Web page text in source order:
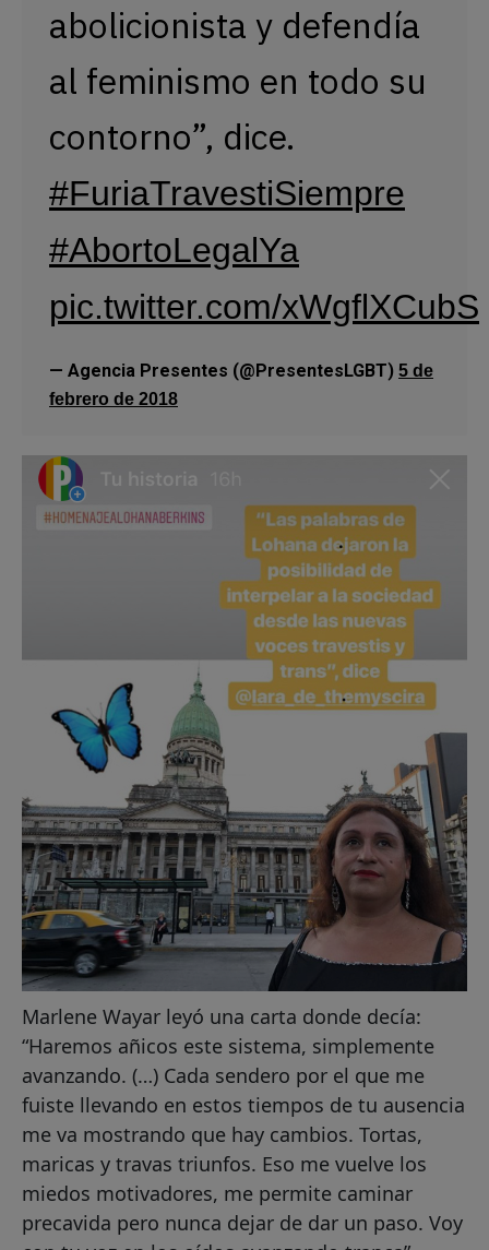
abolicionista y defendía
al feminismo en todo su
contorno”, dice.
#FuriaTravestiSiempre
#AbortoLegalYa
pic.twitter.com/xWgflXCubS
— Agencia Presentes (@PresentesLGBT) 5 de
febrero de 2018
Marlene Wayar leyó una carta donde decía:
“Haremos añicos este sistema, simplemente
avanzando. (…) Cada sendero por el que me
fuiste llevando en estos tiempos de tu ausencia
me va mostrando que hay cambios. Tortas,
maricas y travas triunfos. Eso me vuelve los
miedos motivadores, me permite caminar
precavida pero nunca dejar de dar un paso. Voy